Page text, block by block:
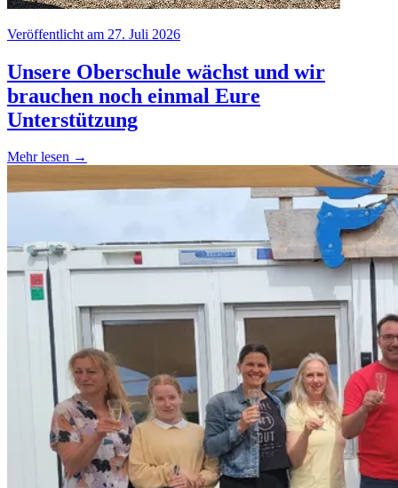
Veröffentlicht am 27. Juli 2026
Unsere Oberschule wächst und wir
brauchen noch einmal Eure
Unterstützung
Mehr lesen →